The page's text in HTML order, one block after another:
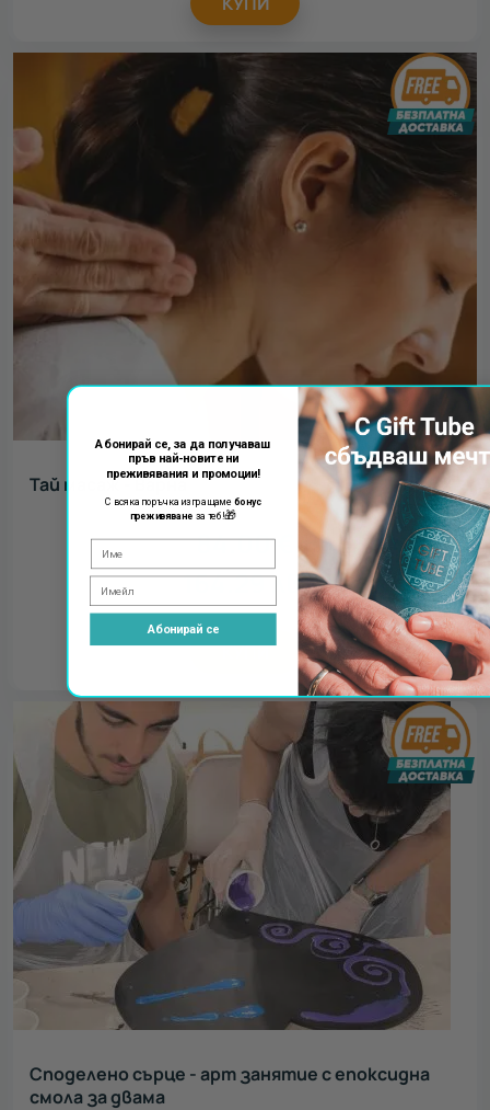
Тай масаж - Варна
84.00
164.29лв.
КУПИ
Споделено сърце - арт занятие с епоксидна
смола за двама
Абонирай се, за да получаваш
пръв най-новите ни
преживявания и промоции!
С всяка поръчка изпращаме бонус
преживяванеза теб!🎁
Абонирай се